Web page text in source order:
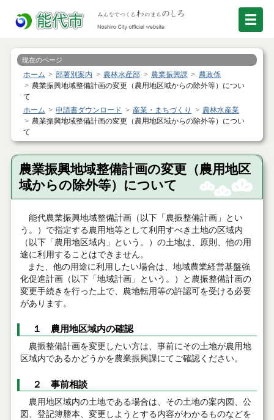
現在のページ
ホーム 部署別案内 農林水産部 農業振興課
農政係
農業振興地域整備計画の変更（農用地区域からの除外等）につい
て
ホーム
申請書ダウンロード 産業・まちづくり
農林水産業
農業振興地域整備計画の変更（農用地区域からの除外等）につい
て
農業振興地域整備計画の変更（農用地区
域からの除外等）について
能代農業振興地域整備計画（以下「農振整備計画」とい
う。）で指定する農用地等として利用すべき土地の区域内
（以下「農用地区域内」という。）の土地は、原則、他の用
途に利用することはできません。
また、他の用途に利用したい場合は、地域農業経営基盤強
化促進計画（以下「地域計画」という。）と農振整備計画の
変更手続きを行った上で、農地転用等の許認可を受ける必要
があります。
１ 農用地区域内の確認
農振整備計画を変更したい方は、事前にその土地が農用地
区域内であるかどうかを農業振興課にてご確認ください。
２ 事前相談
農用地区域内の土地である場合は、その土地の案内図、公
図、登記簿謄本、変更しようとする内容がわかるものなどを